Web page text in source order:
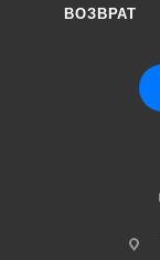
ВОЗВРАТ